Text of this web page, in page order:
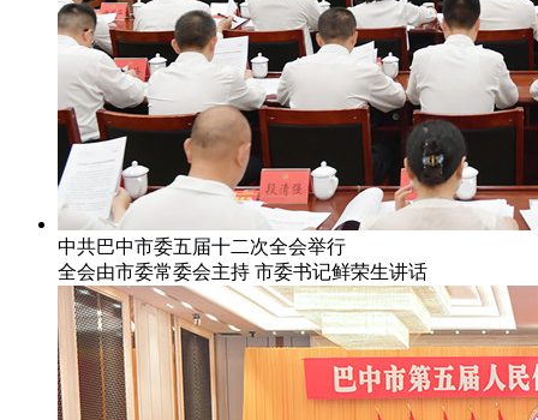
中共巴中市委五届十二次全会举行
全会由市委常委会主持 市委书记鲜荣生讲话